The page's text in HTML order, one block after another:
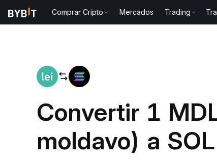
Comprar Cripto Mercados Trading
Convertir 1
moldavo) a